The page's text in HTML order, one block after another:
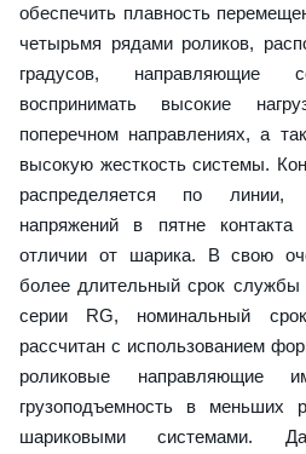
обеспечить плавность
четырьмя рядами роликов,
градусов, направляющие
воспринимать высокие
поперечном направлениях, а
высокую жесткость системы.
распределяется по линии,
напряжений в пятне
отличии от шарика. В свою
более длительный срок
серии RG, номинальный
рассчитан с использованием
роликовые направляющие
грузоподъемность в меньших
шариковыми системами.